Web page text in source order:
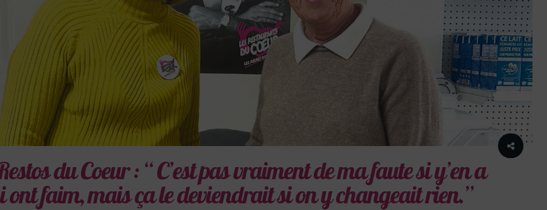
du Coeur : “ C’est pas vraiment de ma faute si y’en a
ont faim, mais ça le deviendrait si on y changeait rien.”